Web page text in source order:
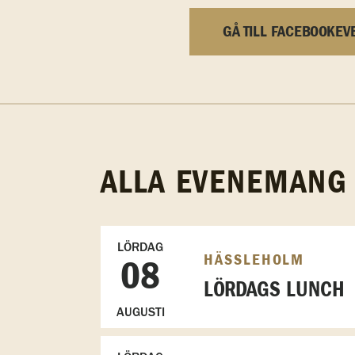
GÅ TILL
ALLA EVENEMANG
LÖRDAG
08
AUGUSTI
HÄSSLEHOLM
LÖRDAGS LUNCH